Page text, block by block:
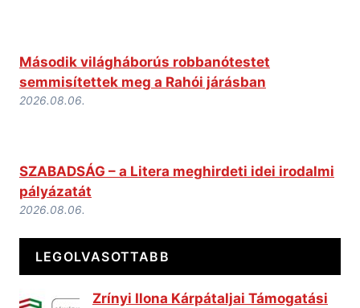
Második világháborús robbanótestet
semmisítettek meg a Rahói járásban
2026.08.06.
SZABADSÁG – a Litera meghirdeti idei irodalmi
pályázatát
2026.08.06.
LEGOLVASOTTABB
Zrínyi Ilona Kárpátaljai Támogatási